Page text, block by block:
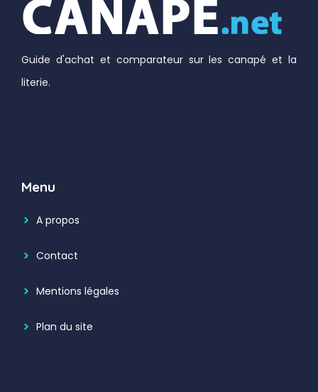
Guide d'achat et comparateur sur les canapé et la
literie.
Menu
A propos
Contact
Mentions légales
Plan du site